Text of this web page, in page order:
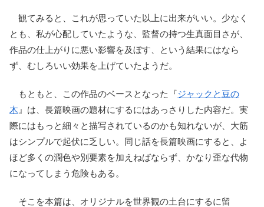
観てみると、これが思っていた以上に出来がいい。少なく
とも、私が心配していたような、監督の持つ生真面目さが、
作品の仕上がりに悪い影響を及ぼす、という結果にはなら
ず、むしろいい効果を上げていたようだ。
もともと、この作品のベースとなった『ジャックと豆の
木 』は、長篇映画の題材にするにはあっさりした内容だ。実
際にはもっと細々と描写されているのかも知れないが、大筋
はシンプルで起伏に乏しい。同じ話を長篇映画にすると、よ
ほど多くの潤色や別要素を加えねばならず、かなり歪な代物
になってしまう危険もある。
そこを本篇は、オリジナルを世界観の土台にするに留